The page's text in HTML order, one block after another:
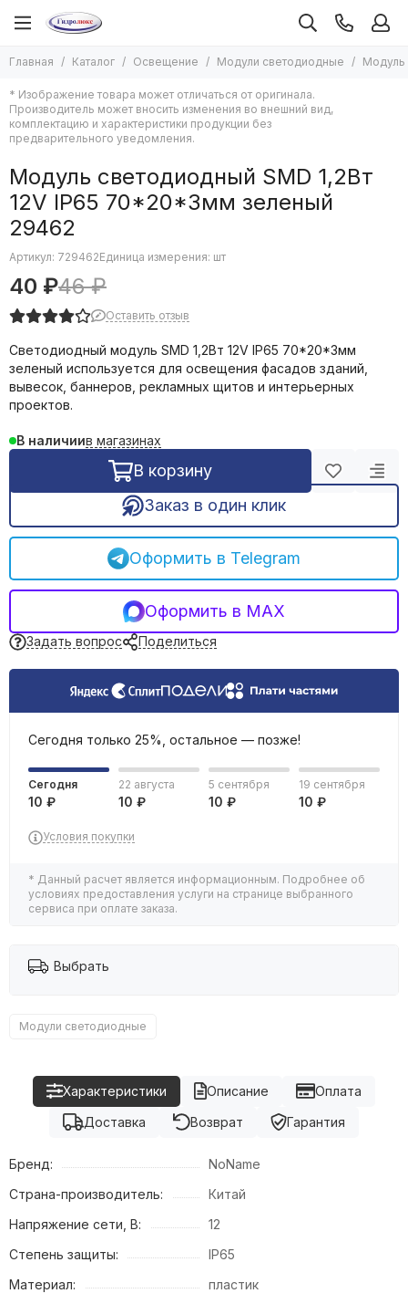
Освещение
Административно-офисное освещение
Бытовое освещение
Лампы
Трековые системы
Модули светодиодные
Гирлянды
Фонари
Прожекторы
Управление освещением
Светильники промышленные
Главная Каталог Освещение Модули светодиодные Модуль
* Изображение товара может отличаться от оригинала.
Производитель может вносить изменения во внешний вид,
комплектацию и характеристики продукции без
предварительного уведомления.
Модуль светодиодный SMD 1,2Вт
12V IP65 70*20*3мм зеленый
29462
Артикул: 729462Единица измерения: шт
40 ₽46 ₽
Оставить отзыв
Cветодиодный модуль SMD 1,2Вт 12V IP65 70*20*3мм
зеленый используется для освещения фасадов зданий,
вывесок, баннеров, рекламных щитов и интерьерных
проектов.
В наличии в магазинах
В корзину
Оформить в Telegram
Оформить в MAX
Заказ в один клик
Задать вопрос Поделиться
Сегодня только 25%, остальное — позже!
Сегодня
10 ₽
22 августа
10 ₽
5 сентября
10 ₽
19 сентября
10 ₽
Условия покупки
* Данный расчет является информационным. Подробнее об
условиях предоставления услуги на странице выбранного
сервиса при оплате заказа.
Выбрать
Модули светодиодные
Описание
Характеристики
Оплата
Доставка
Возврат Гарантия
Бренд:
NoName
Страна-производитель:
Китай
Напряжение сети, В:
12
Степень защиты:
IP65
Материал:
пластик